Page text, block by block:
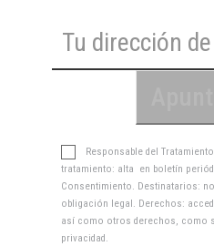
Responsable del
tratamiento: alta en boletín
Consentimiento. Destinatarios:
obligación legal. Derechos:
así como otros derechos, como
privacidad .